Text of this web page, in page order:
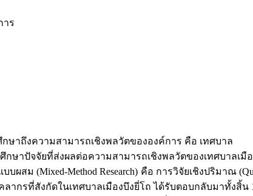
าร
ษาถึงความสามารถเชิงพลวัตขององค์การ คือ เทศบาล
ษาปัจจัยที่ส่งผลต่อความสามารถเชิงพลวัตของเทศบาล
บผสม (Mixed-Method Research) คือ การวิจัยเชิงปริมาณ
ากรที่สังกัดในเทศบาลเมืองบึงยี่โถ ได้รับตอบกลับมาทั้งสิ้น